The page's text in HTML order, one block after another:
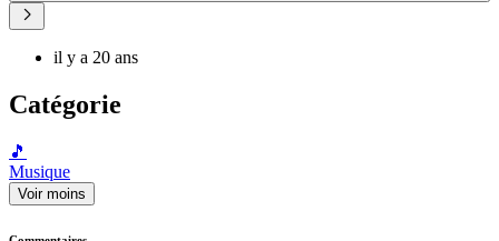
il y a 20 ans
Catégorie
🎵
Musique
Voir moins